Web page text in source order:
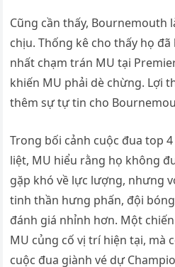
Cũng cần thấy, Bournemouth
chịu. Thống kê cho thấy họ
nhất chạm trán MU tại
khiến MU phải dè chừng. Lợi
thêm sự tự tin cho
Trong bối cảnh cuộc đua top
liệt, MU hiểu rằng họ không
gặp khó về lực lượng, nhưng
tinh thần hưng phấn, đội
đánh giá nhỉnh hơn. Một
MU củng cố vị trí hiện tại, mà
cuộc đua giành vé dự